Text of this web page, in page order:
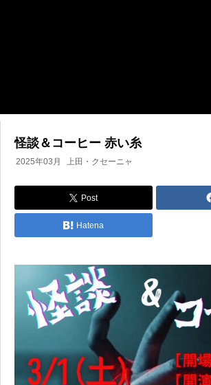
怪談＆コーヒー 赤い糸
2025年03月 上田・クセーニャ
Post
Hatena